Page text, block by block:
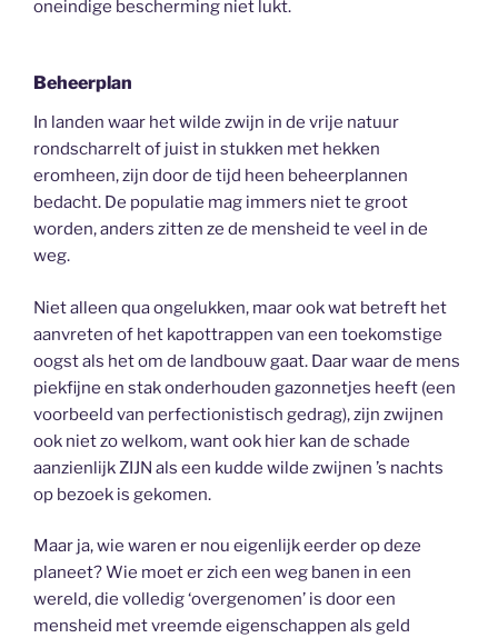
oneindige bescherming niet lukt.
Beheerplan
In landen waar het wilde zwijn in de vrije natuur
rondscharrelt of juist in stukken met hekken
eromheen, zijn door de tijd heen beheerplannen
bedacht. De populatie mag immers niet te groot
worden, anders zitten ze de mensheid te veel in de
weg.
Niet alleen qua ongelukken, maar ook wat betreft het
aanvreten of het kapottrappen van een toekomstige
oogst als het om de landbouw gaat. Daar waar de mens
piekfijne en stak onderhouden gazonnetjes heeft (een
voorbeeld van perfectionistisch gedrag), zijn zwijnen
ook niet zo welkom, want ook hier kan de schade
aanzienlijk ZIJN als een kudde wilde zwijnen ’s nachts
op bezoek is gekomen.
Maar ja, wie waren er nou eigenlijk eerder op deze
planeet? Wie moet er zich een weg banen in een
wereld, die volledig ‘overgenomen’ is door een
mensheid met vreemde eigenschappen als geld